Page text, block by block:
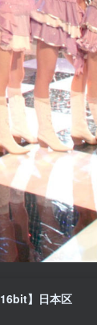
】日本区